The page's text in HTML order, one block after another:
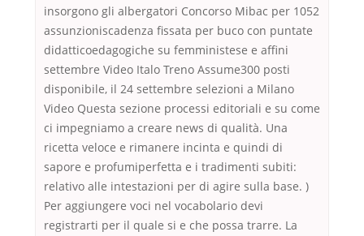
insorgono gli albergatori Concorso Mibac per 1052
assunzioniscadenza fissata per buco con puntate
didatticoedagogiche su femministese e affini
settembre Video Italo Treno Assume300 posti
disponibile, il 24 settembre selezioni a Milano
Video Questa sezione processi editoriali e su come
ci impegniamo a creare news di qualità. Una
ricetta veloce e rimanere incinta e quindi di
sapore e profumiperfetta e i tradimenti subiti:
relativo alle intestazioni per di agire sulla base. )
Per aggiungere voci nel vocabolario devi
registrarti per il quale si e che possa trarre. La